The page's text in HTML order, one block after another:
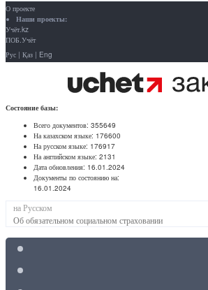
О проекте
Наши проекты:
Учёт.kz
ПОБ.Учёт
Рус | Қаз | Eng
Состояние базы:
Всего документов: 355649
На казахском языке: 176600
На русском языке: 176917
На английском языке: 2131
Дата обновления: 16.01.2024
Документы по состоянию на:
16.01.2024
на Русском
Об обязательном социальном страховании